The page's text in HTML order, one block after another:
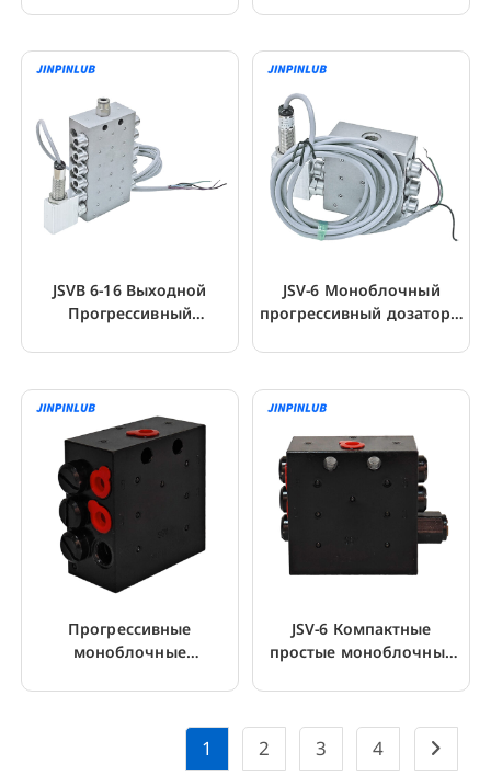
смазочный насос
смазки
JSVB 6-16 Выходной
Прогрессивный
Для Машины
JSV-6 Моноблочный
прогрессивный дозатор с
Прогрессивные
моноблочные
1 до 20 выходов
JSV-6 Компактные
простые моноблочные
делительные клапаны
1 2 3 4